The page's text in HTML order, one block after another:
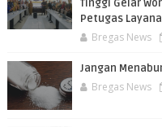
Tinggi Gelar
Petugas
Bregas News
Jangan
Bregas News